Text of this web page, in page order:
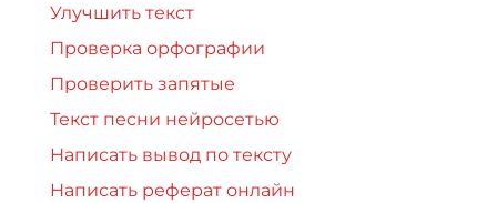
Улучшить текст
Проверка орфографии
Проверить запятые
Текст песни нейросетью
Написать вывод по тексту
Написать реферат онлайн